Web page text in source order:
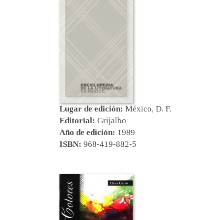
Lugar de edición: México, D. F.
Editorial: Grijalbo
Año de edición: 1989
ISBN: 968-419-882-5